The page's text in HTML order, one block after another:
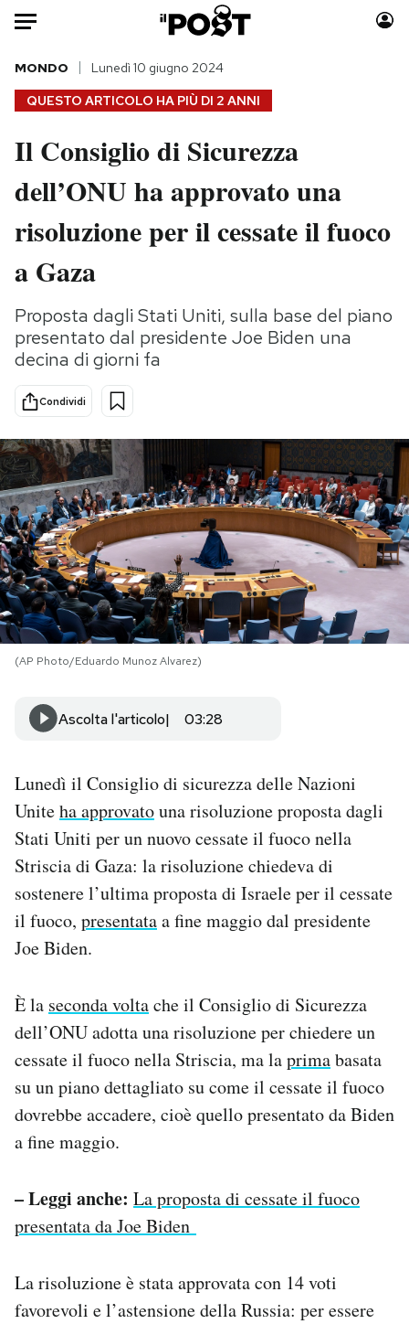
Auto
HOME
Italia
Politica
Tecnologia
Scienza
Cultura
Economia
Sport
Moda
Consumismi
Storie/Idee
Europa
Altrecose
PODCAST
NEWSLETTER
I MIEI PREFERITI
SHOP
Area Personale
Newsletter
Notifiche mobile
Regala il Post
Esci
QUESTO ARTICOLO HA PIÙ DI 2 ANNI
MONDO Lunedì 10 giugno 2024
Il Consiglio di Sicurezza
dell’ONU ha approvato una
risoluzione per il cessate il fuoco
a Gaza
Proposta dagli Stati Uniti, sulla base del piano
presentato dal presidente Joe Biden una
decina di giorni fa
Condividi
(AP Photo/Eduardo Munoz Alvarez)
Ascolta l'articolo 03:28
Lunedì il Consiglio di sicurezza delle Nazioni
Uniteha approvatouna risoluzione proposta dagli
Stati Uniti per un nuovo cessate il fuoco nella
Striscia di Gaza: la risoluzione chiedeva di
sostenere l’ultima proposta di Israele per il cessate
il fuoco, presentataa fine maggio dal presidente
Joe Biden.
È la seconda voltache il Consiglio di Sicurezza
dell’ONU adotta una risoluzione per chiedere un
cessate il fuoco nella Striscia, ma laprimabasata
su un piano dettagliato su come il cessate il fuoco
dovrebbe accadere, cioè quello presentato da Biden
a fine maggio.
– Leggi anche: La proposta di cessate il fuoco
presentata da Joe Biden
La risoluzione è stata approvata con 14 voti
favorevoli e l’astensione della Russia: per essere